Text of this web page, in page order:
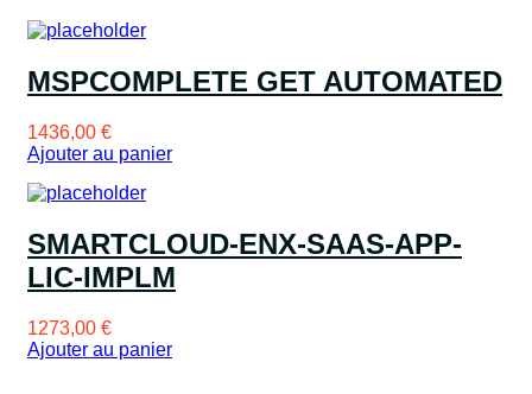
MSPCOMPLETE GET AUTOMATED
1436,00 €
Ajouter au panier
SMARTCLOUD-ENX-SAAS-APP-
LIC-IMPLM
1273,00 €
Ajouter au panier